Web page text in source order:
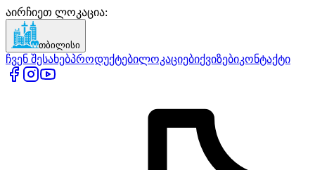
აირჩიეთ ლოკაცია:
თბილისი
ჩვენ შესახებპროდუქტებილოკაციებიქვიზებიკონტაქტი